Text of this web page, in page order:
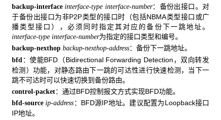
backup-interface interface-type interface-number：备份出接口。对
于备份出接口为非P2P类型的接口时（包括NBMA类型接口或广
播类型接口），必须同时指定其对应的备份下一跳地址。
interface-type interface-number为指定的接口类型和编号。
backup-nexthop backup-nexthop-address：备份下一跳地址。
bfd ：使能BFD（Bidirectional Forwarding Detection，双向转发
检测）功能，对静态路由下一跳的可达性进行快速检测，当下一
跳不可达时可以快速切换到备份路由。
control-packet：通过BFD控制报文方式实现BFD功能。
bfd-source ip-address ：BFD源IP地址。建议配置为Loopback接口
IP地址。